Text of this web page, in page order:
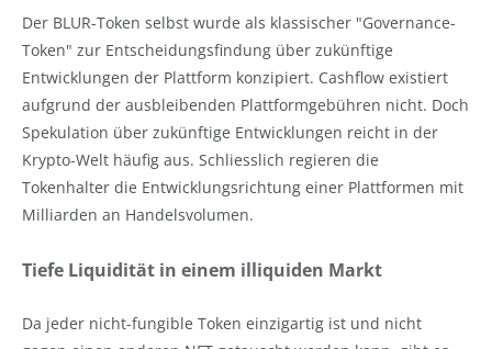
Der BLUR-Token selbst wurde als klassischer "Governance-
Token" zur Entscheidungsfindung über zukünftige
Entwicklungen der Plattform konzipiert. Cashflow existiert
aufgrund der ausbleibenden Plattformgebühren nicht. Doch
Spekulation über zukünftige Entwicklungen reicht in der
Krypto-Welt häufig aus. Schliesslich regieren die
Tokenhalter die Entwicklungsrichtung einer Plattformen mit
Milliarden an Handelsvolumen.
Tiefe Liquidität in einem illiquiden Markt
Da jeder nicht-fungible Token einzigartig ist und nicht